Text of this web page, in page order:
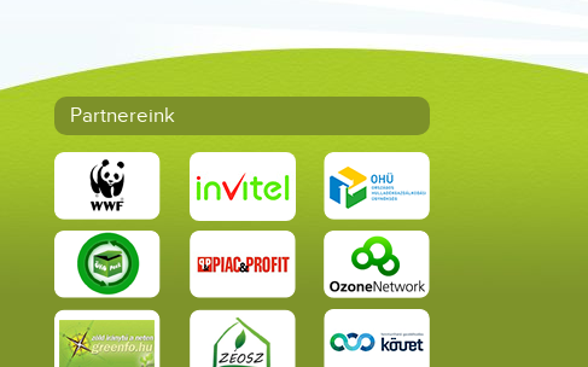
Partnereink